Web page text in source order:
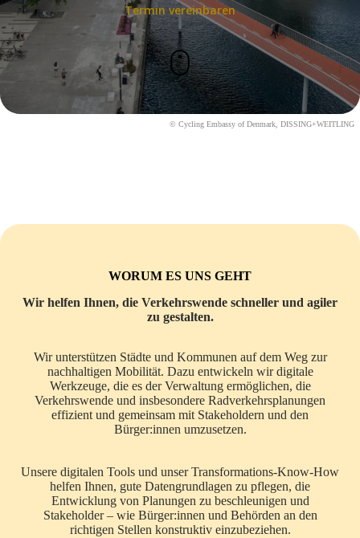
Termin vereinbaren
© Cycling Embassy of Denmark, DISSING+WEITLING
WORUM ES UNS GEHT
Wir helfen Ihnen, die Verkehrswende schneller und agiler
zu gestalten.
Wir unterstützen Städte und Kommunen auf dem Weg zur
nachhaltigen Mobilität. Dazu entwickeln wir digitale
Werkzeuge, die es der Verwaltung ermöglichen, die
Verkehrswende und insbesondere Radverkehrsplanungen
effizient und gemeinsam mit Stakeholdern und den
Bürger:innen umzusetzen.
Unsere digitalen Tools und unser Transformations-Know-How
helfen Ihnen, gute Datengrundlagen zu pflegen, die
Entwicklung von Planungen zu beschleunigen und
Stakeholder – wie Bürger:innen und Behörden an den
richtigen Stellen konstruktiv einzubeziehen.